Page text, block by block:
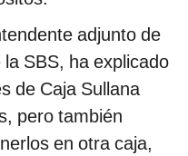
adjunto de
SBS, ha explicado
de Caja Sullana
pero también
en otra caja,